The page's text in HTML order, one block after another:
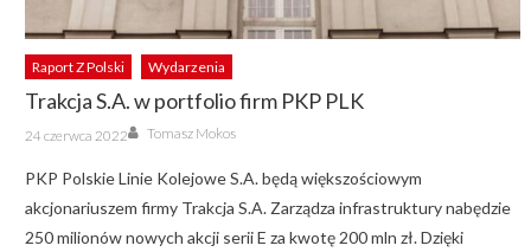
Raport Z Polski Wydarzenia
Trakcja S.A. w portfolio firm PKP PLK
Posted
on
24 czerwca 2022 Author
Tomasz Mokos
PKP Polskie Linie Kolejowe S.A. będą większościowym
akcjonariuszem firmy Trakcja S.A. Zarządza infrastruktury nabędzie
250 milionów nowych akcji serii E za kwotę 200 mln zł. Dzięki